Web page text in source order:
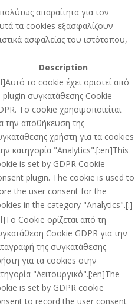
απαραίτητα για τον
τα cookies εξασφαλίζουν
ασφαλείας του ιστότοπου,
Description
το cookie έχει οριστεί από
plugin συγκατάθεσης Cookie
Το cookie χρησιμοποιείται
την αποθήκευση της
χρήστη για τα cookies
κατηγορία "Analytics".[:en]This
is set by GDPR Cookie
plugin. The cookie is used to
the user consent for the
in the category "Analytics".[:]
Cookie ορίζεται από τη
Cookie GDPR για την
της συγκατάθεσης
για τα cookies στην
"Λειτουργικό".[:en]The
is set by GDPR cookie
to record the user consent